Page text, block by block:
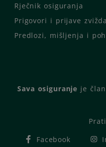
Rječnik osiguranja
Prigovori i prijave
Predlozi, mišljenja i
Sava osiguranje je
Facebook